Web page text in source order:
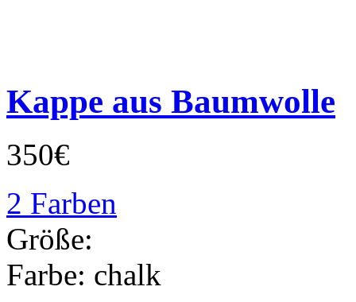
Kappe aus Baumwolle
350€
2 Farben
Größe:
Farbe: chalk